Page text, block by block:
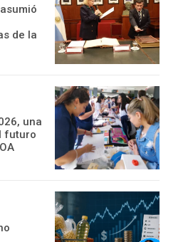
de la
una
futuro